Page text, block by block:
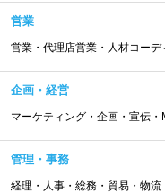
営業
営業・代理店営業・人材コー
企画・経営
マーケティング・企画・宣伝
管理・事務
経理・人事・総務・貿易・物